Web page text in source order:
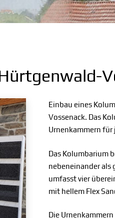
Einbau eines
Vossenack. Das
Urnenkammern für
Das Kolumbarium
nebeneinander als
umfasst vier
mit hellem Flex
Die